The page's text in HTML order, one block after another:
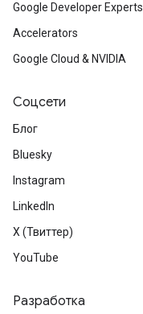
Google Developer Experts
Accelerators
Google Cloud & NVIDIA
Соцсети
Блог
Bluesky
Instagram
LinkedIn
X (Твиттер)
YouTube
Разработка